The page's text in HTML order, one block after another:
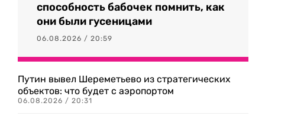
способность бабочек помнить, как
они были гусеницами
06.08.2026 / 20:59
Путин вывел Шереметьево из стратегических
объектов: что будет с аэропортом
06.08.2026 / 20:31